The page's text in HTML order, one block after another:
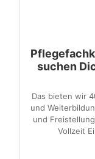
suchen
Das bieten wir
und
und
Vollzeit